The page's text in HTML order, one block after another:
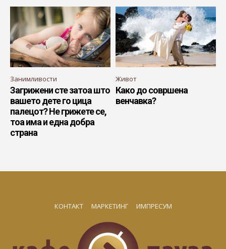
Занимливости
Загрижени сте затоа што
вашето дете го цица
палецот? Не грижете се,
тоа има и една добра
страна
Живот
Како до совршена
венчавка?
КОНТАКТ МАРКЕТИНГ ИМПРЕСУМ